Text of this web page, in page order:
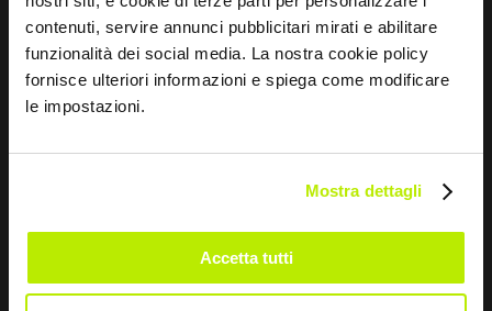
contenuti, servire annunci pubblicitari mirati e abilitare
funzionalità dei social media. La nostra cookie policy
fornisce ulteriori informazioni e spiega come modificare
le impostazioni.
Mostra dettagli
Accetta tutti
EMPRESA
Rede comercial
Investigação e desenvolvimento
INFORMAÇÕES